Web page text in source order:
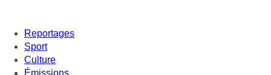
Reportages
Sport
Culture
Émissions